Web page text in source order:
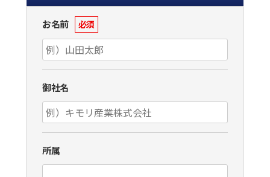
お名前 必須
御社名
所属